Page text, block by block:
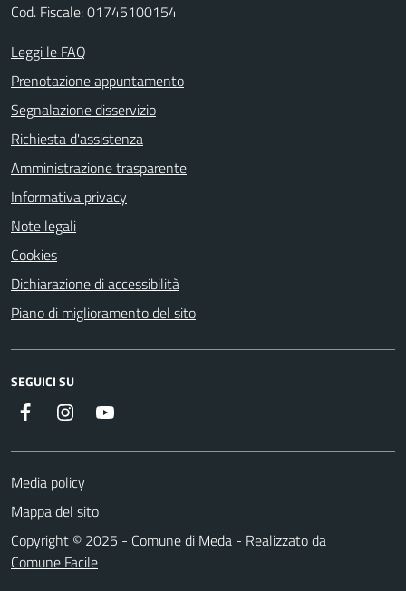
Cod. Fiscale: 01745100154
Leggi le FAQ
Prenotazione appuntamento
Segnalazione disservizio
Richiesta d'assistenza
Amministrazione trasparente
Informativa privacy
Note legali
Cookies
Dichiarazione di accessibilità
Piano di miglioramento del sito
SEGUICI SU
InstagramYouTube
Media policy
Mappa del sito
Copyright © 2025 - Comune di Meda - Realizzato da
Comune Facile